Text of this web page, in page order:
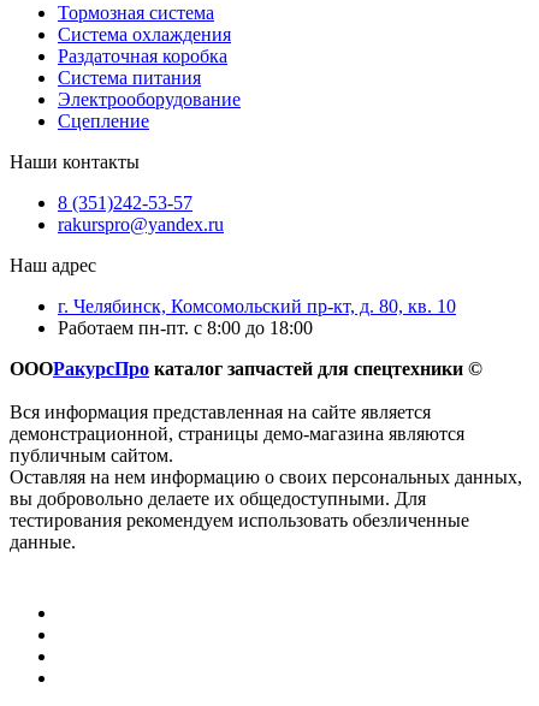
Тормозная система
Система охлаждения
Раздаточная коробка
Система питания
Электрооборудование
Сцепление
Наши контакты
8 (351)242-53-57
rakurspro@yandex.ru
Наш адрес
г. Челябинск, Комсомольский пр-кт, д. 80, кв. 10
Работаем пн-пт. с 8:00 до 18:00
ОООРакурсПро каталог запчастей для спецтехники ©
Вся информация представленная на сайте является
демонстрационной, страницы демо-магазина являются
публичным сайтом.
Оставляя на нем информацию о своих персональных данных,
вы добровольно делаете их общедоступными. Для
тестирования рекомендуем использовать обезличенные
данные.